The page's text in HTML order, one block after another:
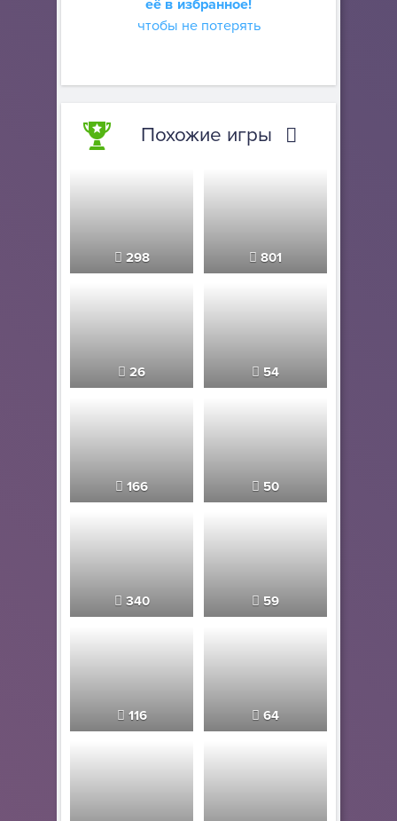
её в избранное!
чтобы не потерять
Похожие игры
298 801
26 54
166 50
340 59
116 64